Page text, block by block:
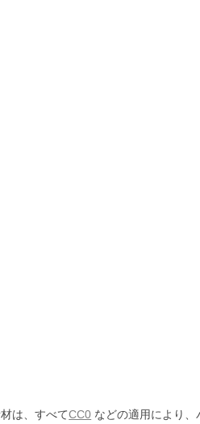
は、すべてCC0 などの適用により